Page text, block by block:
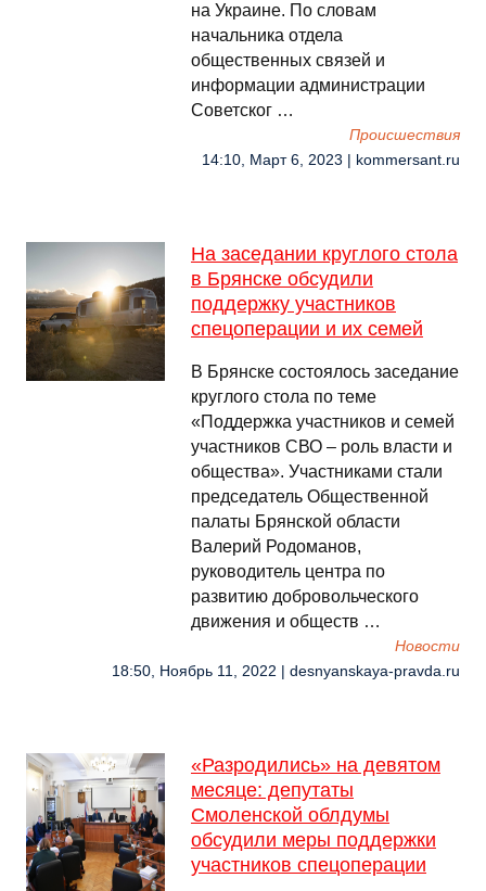
на Украине. По словам
начальника отдела
общественных связей и
информации администрации
Советског …
Происшествия
14:10, Март 6, 2023 | kommersant.ru
На заседании круглого стола
в Брянске обсудили
поддержку участников
спецоперации и их семей
В Брянске состоялось заседание
круглого стола по теме
«Поддержка участников и семей
участников СВО – роль власти и
общества». Участниками стали
председатель Общественной
палаты Брянской области
Валерий Родоманов,
руководитель центра по
развитию добровольческого
движения и обществ …
Новости
18:50, Ноябрь 11, 2022 | desnyanskaya-pravda.ru
«Разродились» на девятом
месяце: депутаты
Смоленской облдумы
обсудили меры поддержки
участников спецоперации